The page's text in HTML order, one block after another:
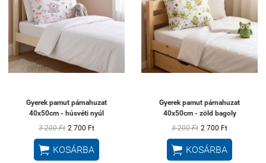
Gyerek pamut párnahuzat
40x50cm - húsvéti nyúl
3 200 Ft 2 700 Ft
 KOSÁRBA
Gyerek pamut párnahuzat
40x50cm - zöld bagoly
3 200 Ft 2 700 Ft
 KOSÁRBA